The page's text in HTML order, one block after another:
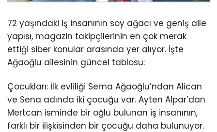
72 yaşındaki iş insanının soy ağacı ve geniş aile
yapısı, magazin takipçilerinin en çok merak
ettiği siber konular arasında yer alıyor. İşte
Ağaoğlu ailesinin güncel tablosu:
Çocukları: İlk evliliği Sema Ağaoğlu’ndan Alican
ve Sena adında iki çocuğu var. Ayten Alpar’dan
Mertcan isminde bir oğlu bulunan iş insanının,
farklı bir ilişkisinden bir çocuğu daha bulunuyor.